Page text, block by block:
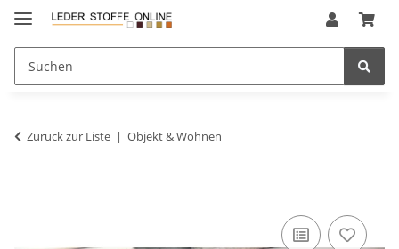
Zurück zur Liste Objekt & Wohnen